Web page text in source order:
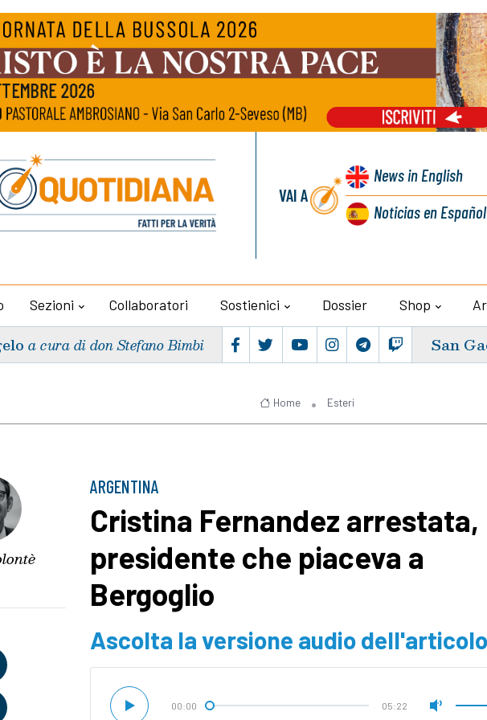
VAI A
Newsin English
Noticiasen Español
Sezioni Collaboratori Sostienici Dossier Shop
a cura di don Stefano Bimbi San
Home Esteri
ARGENTINA
Cristina Fernandez arrestata,
presidente che piaceva a
Bergoglio
Ascolta la versione audio dell'articolo
00:00 05:22